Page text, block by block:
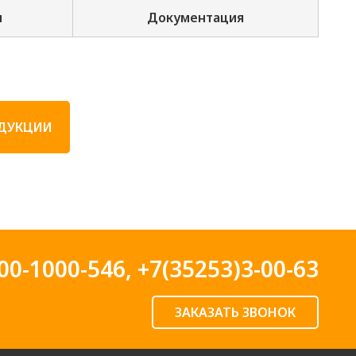
Документация
1000-546, +7(35253)3-00-63
ЗАКАЗАТЬ ЗВОНОК